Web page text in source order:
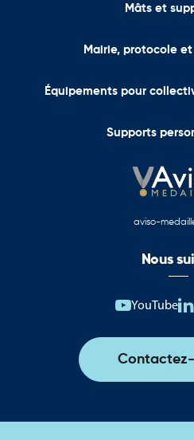
Mâts et
Mairie, protocole
Équipements pour
Supports
aviso-
Nous
YouTube